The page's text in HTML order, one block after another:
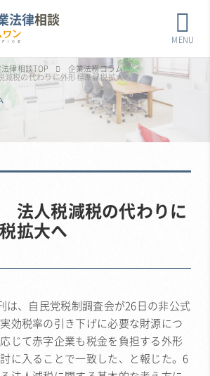
法律相談
MENU
律相談TOP
企業法務コラム
税の代わりに外形標準課税拡大へ
法人税減税の代わりに
拡大へ
は、自民党税制調査会が26日の非公式
効税率の引き下げに必要な財源につ
じて赤字企業も税金を負担する外形
に入ることで一致した、と報じた。6